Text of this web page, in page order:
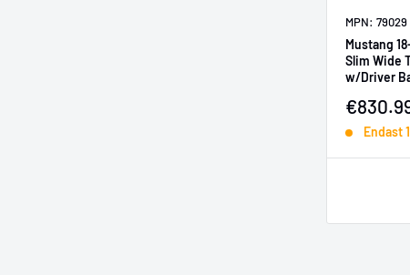
MPN: 79029
Mustang
Slim Wide
w/Driver
Endast